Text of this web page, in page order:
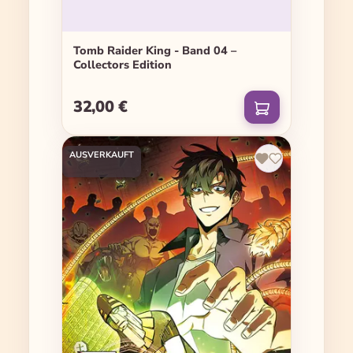
Tomb Raider King - Band 04 –
Collectors Edition
Regulärer Preis:
32,00 €
AUSVERKAUFT